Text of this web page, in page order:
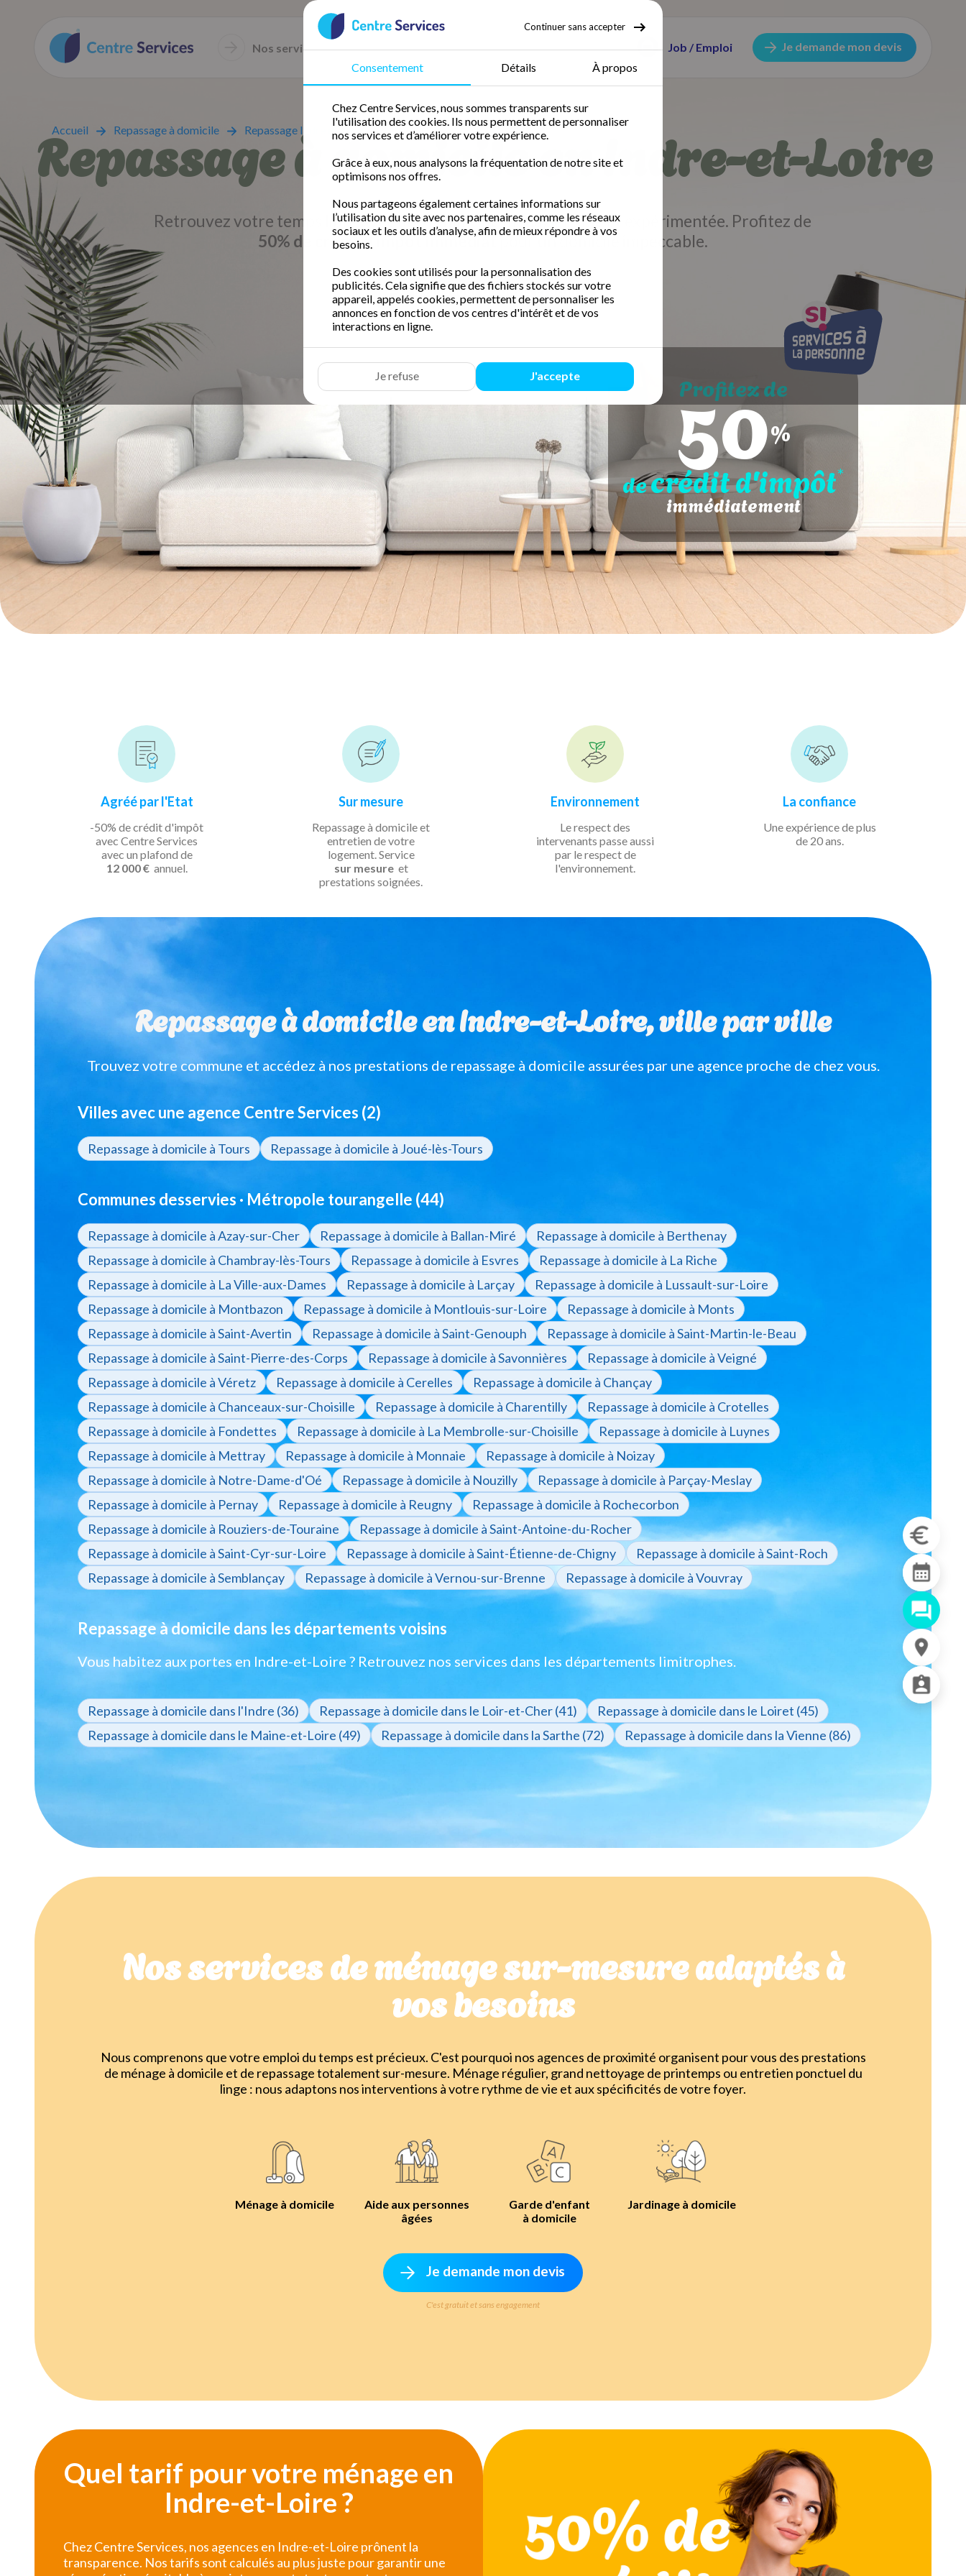
Nos services 50 % de crédit d’impôt Job / Emploi Je demande mon devis
Continuer sans accepter
Consentement Détails À propos
Chez Centre Services, nous sommes transparents sur
l'utilisation des cookies. Ils nous permettent de personnaliser
nos services et d’améliorer votre expérience.
Grâce à eux, nous analysons la fréquentation de notre site et
optimisons nos offres.
Nous partageons également certaines informations sur
l’utilisation du site avec nos partenaires, comme les réseaux
sociaux et les outils d’analyse, afin de mieux répondre à vos
besoins.
Des cookies sont utilisés pour la personnalisation des
publicités. Cela signifie que des fichiers stockés sur votre
appareil, appelés cookies, permettent de personnaliser les
annonces en fonction de vos centres d'intérêt et de vos
interactions en ligne.
Je refuse J'accepte
Accueil Repassage à domicile Repassage Indre et loire
Repassage à domicile en Indre-et-Loire
Retrouvez votre temps libre avec une femme de ménage fiable et expérimentée. Profitez de
50% de crédit d'impôt immédiatpour un domicile impeccable.
Demander un devis gratuit
Profitez de
50%
decrédit d'impôt*
immédiatement
Agréé par l'Etat
-50% de crédit d'impôt
avec Centre Services
avec un plafond de
12 000 € annuel.
Sur mesure
Repassage à domicile et
entretien de votre
logement. Service
sur mesure et
prestations soignées.
Environnement
Le respect des
intervenants passe aussi
par le respect de
l'environnement.
La confiance
Une expérience deplus
de 20 ans.
Repassage à domicile en Indre-et-Loire, ville par ville
Trouvez votre commune et accédez à nos prestations de repassage à domicile assurées par une agence proche de chez vous.
Villes avec une agence Centre Services (2)
Repassage à domicile à Tours Repassage à domicile à Joué-lès-Tours
Communes desservies · Métropole tourangelle (44)
Repassage à domicile à Azay-sur-Cher Repassage à domicile à Ballan-Miré
Repassage à domicile à Berthenay
Repassage à domicile à Chambray-lès-Tours
Repassage à domicile à Esvres
Repassage à domicile à La Riche
Repassage à domicile à La Ville-aux-Dames
Repassage à domicile à Larçay
Repassage à domicile à Lussault-sur-Loire
Repassage à domicile à Montbazon
Repassage à domicile à Montlouis-sur-Loire
Repassage à domicile à Monts
Repassage à domicile à Saint-Avertin
Repassage à domicile à Saint-Genouph
Repassage à domicile à Saint-Martin-le-Beau
Repassage à domicile à Saint-Pierre-des-Corps
Repassage à domicile à Savonnières
Repassage à domicile à Veigné
Repassage à domicile à Véretz
Repassage à domicile à Cerelles
Repassage à domicile à Chançay
Repassage à domicile à Chanceaux-sur-Choisille
Repassage à domicile à Charentilly
Repassage à domicile à Crotelles
Repassage à domicile à Fondettes
Repassage à domicile à La Membrolle-sur-Choisille
Repassage à domicile à Luynes
Repassage à domicile à Mettray
Repassage à domicile à Monnaie
Repassage à domicile à Noizay
Repassage à domicile à Notre-Dame-d'Oé
Repassage à domicile à Nouzilly
Repassage à domicile à Parçay-Meslay
Repassage à domicile à Pernay
Repassage à domicile à Reugny
Repassage à domicile à Rochecorbon
Repassage à domicile à Rouziers-de-Touraine
Repassage à domicile à Saint-Antoine-du-Rocher
Repassage à domicile à Saint-Cyr-sur-Loire
Repassage à domicile à Saint-Étienne-de-Chigny
Repassage à domicile à Saint-Roch
Repassage à domicile à Semblançay
Repassage à domicile à Vernou-sur-Brenne Repassage à domicile à Vouvray
Repassage à domicile dans les départements voisins
Vous habitez aux portes en Indre-et-Loire ? Retrouvez nos services dans les départements limitrophes.
Repassage à domicile dans l'Indre (36) Repassage à domicile dans le Loir-et-Cher (41)
Repassage à domicile dans le Loiret (45)
Repassage à domicile dans le Maine-et-Loire (49)
Repassage à domicile dans la Sarthe (72) Repassage à domicile dans la Vienne (86)
Nos services de ménage sur-mesure adaptés à
vos besoins
Nous comprenons que votre emploi du temps est précieux. C'est pourquoi nos agences de proximité organisent pour vous des prestations
de ménage à domicile et de repassage totalement sur-mesure. Ménage régulier, grand nettoyage de printemps ou entretien ponctuel du
linge : nous adaptons nos interventions à votre rythme de vie et aux spécificités de votre foyer.
Ménage à domicile
Aide aux personnes
âgées
Garde d'enfant
à domicile
Jardinage à domicile
Je demande mon devis
C'est gratuit et sans engagement
Quel tarif pour votre ménage en
Indre-et-Loire ?
Chez Centre Services, nos agences en Indre-et-Loire prônent la
transparence. Nos tarifs sont calculés au plus juste pour garantir une